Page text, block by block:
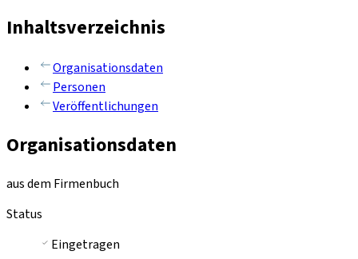
Inhaltsverzeichnis
Organisationsdaten
Personen
Veröffentlichungen
Organisationsdaten
aus dem Firmenbuch
Status
Eingetragen